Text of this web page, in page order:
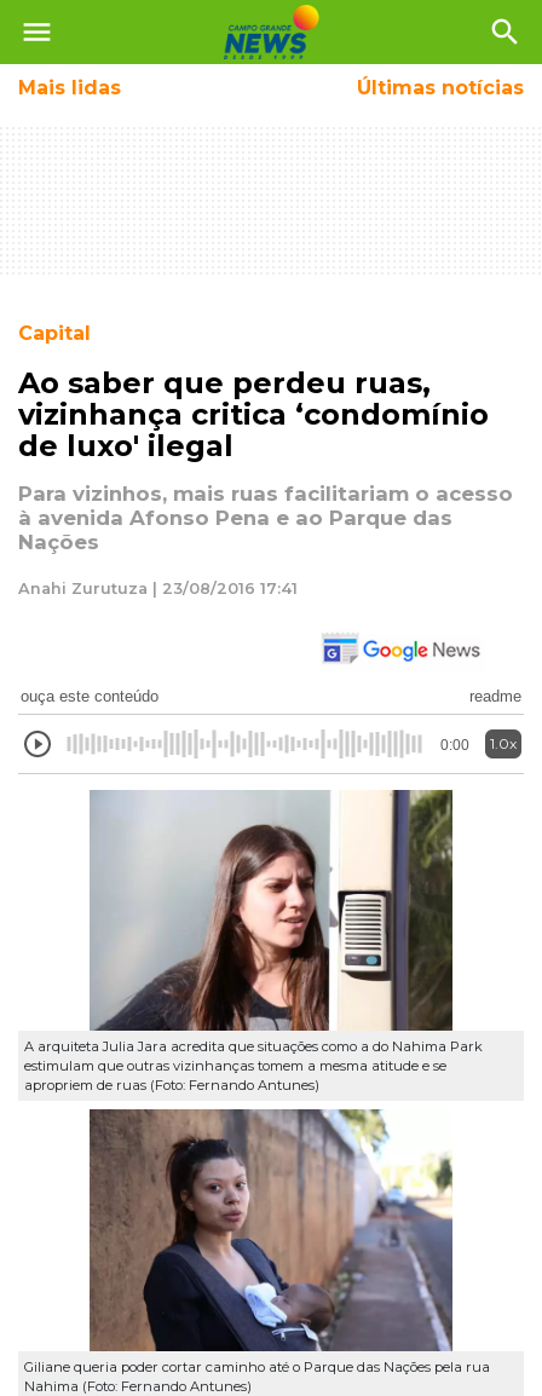
menu search
Mais lidas Últimas notícias
Capital
Ao saber que perdeu ruas,
vizinhança critica ‘condomínio
de luxo' ilegal
Para vizinhos, mais ruas facilitariam o acesso
à avenida Afonso Pena e ao Parque das
Nações
Anahi Zurutuza | 23/08/2016 17:41
ouça este conteúdo readme
0:00 1.0x
A arquiteta Julia Jara acredita que situações como a do Nahima Park
estimulam que outras vizinhanças tomem a mesma atitude e se
apropriem de ruas (Foto: Fernando Antunes)
Giliane queria poder cortar caminho até o Parque das Nações pela rua
Nahima (Foto: Fernando Antunes)